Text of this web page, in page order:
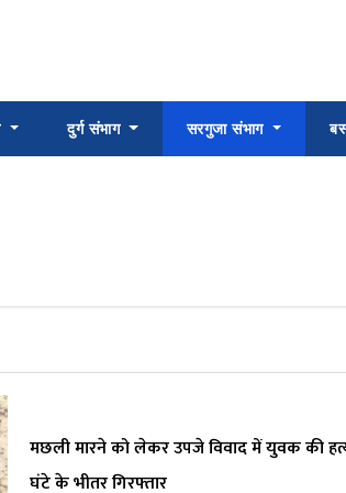
दुर्ग संभाग सरगुजा संभाग
मछली मारने को लेकर उपजे विवाद में युवक की
घंटे के भीतर गिरफ्तार